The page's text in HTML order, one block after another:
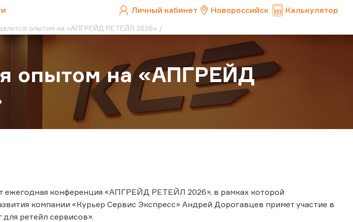
Личный кабинет Новороссийск Калькулятор
опытом на «АПГРЕЙД РЕТЕЙЛ 2026»
опытом на «АПГРЕЙД
ежегодная конференция «АПГРЕЙД РЕТЕЙЛ 2026», в рамках которой
компании «Курьер Сервис Экспресс» Андрей Дорогавцев примет участие в
ретейл сервисов».